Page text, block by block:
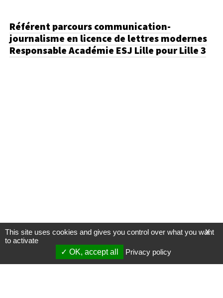
Référent parcours communication-
journalisme en licence de lettres modernes
Responsable Académie ESJ Lille pour Lille 3
X
This site uses cookies and gives you control over what you want
to activate
OK, accept all
Privacy policy